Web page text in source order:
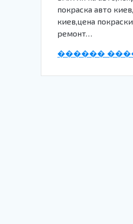
покраска авто
киев,цена
ремонт…
������